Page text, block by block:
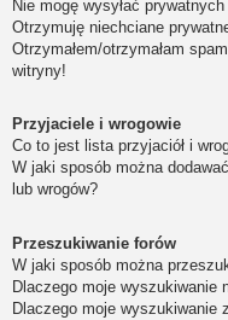
Nie mogę wysyłać
Otrzymuję niechciane
Otrzymałem/otrzymałam
witryny!
Przyjaciele i wrogowie
Co to jest lista przyjaciół i
W jaki sposób można
lub wrogów?
Przeszukiwanie forów
W jaki sposób można
Dlaczego moje wyszukiwanie
Dlaczego moje wyszukiwanie